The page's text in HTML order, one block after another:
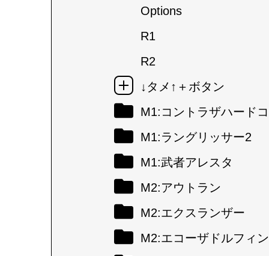
Options
R1
R2
↓タメ↑＋ボタン
M1:コントラザハード
M1:ラングリッサー2
M1:武者アレスタ
M2:アウトラン
M2:エクスランザー
M2:エコーザドルフィン